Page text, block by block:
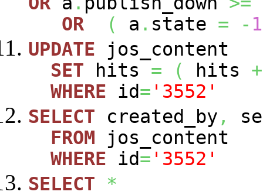
OR
( a . state = - 1
UPDATE jos_content
SET hits = ( hits +
WHERE id= '3552'
SELECT created_by ,
FROM jos_content
WHERE id= '3552'
SELECT
*